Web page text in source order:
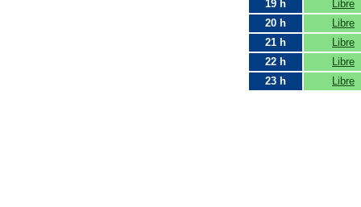
19 h
Libre
20 h
Libre
21 h
Libre
22 h
Libre
23 h
Libre